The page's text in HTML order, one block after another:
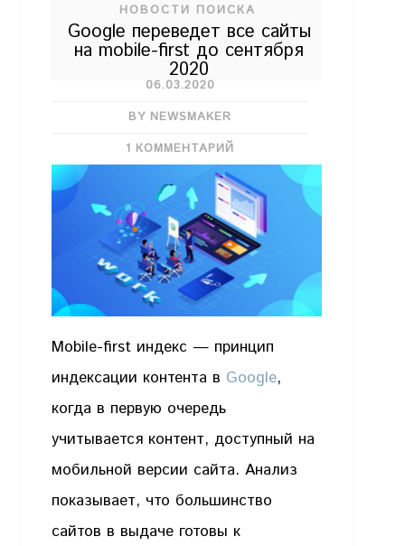
НОВОСТИ ПОИСКА
Google переведет все сайты
на mobile-first до сентября
2020
06.03.2020
BY NEWSMAKER
1 КОММЕНТАРИЙ
Mobile-first индекс — принцип
индексации контента в Google,
когда в первую очередь
учитывается контент, доступный на
мобильной версии сайта. Анализ
показывает, что большинство
сайтов в выдаче готовы к